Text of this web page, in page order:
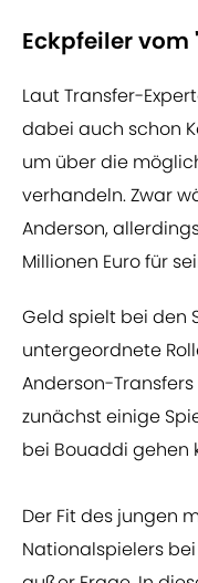
Eckpfeiler vom
Laut Transfer-
dabei auch schon
um über die
verhandeln. Zwar
Anderson,
Millionen Euro für
Geld spielt bei den
untergeordnete
Anderson-
zunächst einige
bei Bouaddi gehen
Der Fit des jungen
Nationalspielers